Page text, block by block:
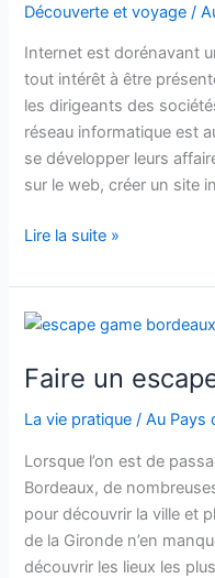
au
lieu
d’un
hôtel
Découverte et voyage /
Internet est dorénavant
tout intérêt à être
les dirigeants des
réseau informatique est
se développer leurs
sur le web, créer un site
Comment
un
site
commerce
?
Lire la suite »
Faire un
La vie pratique /Au Pays
Lorsque l’on est de
Bordeaux, de
pour découvrir la ville et
de la Gironde n’en
découvrir les lieux les